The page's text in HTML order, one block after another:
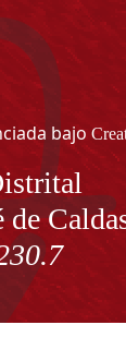
bajo
de